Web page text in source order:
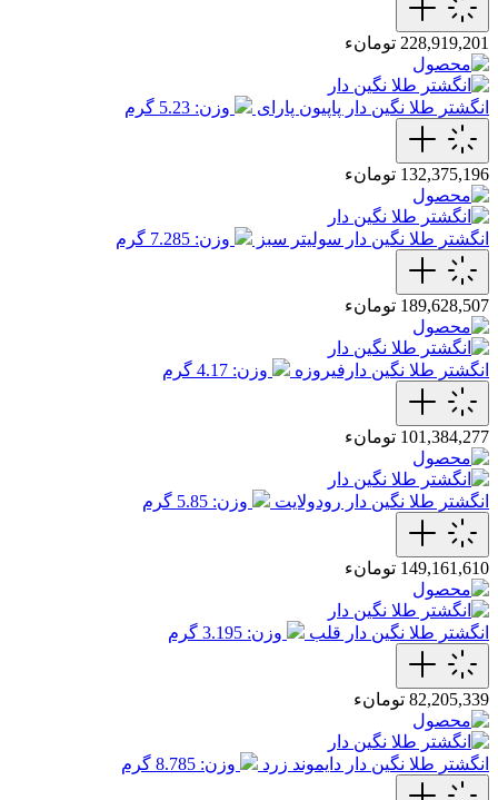
228,919,201 تومانء
انگشتر طلا نگین دار پاپیون پارای وزن: 5.23 گرم
132,375,196 تومانء
انگشتر طلا نگین دار سولیتر سبز وزن: 7.285 گرم
189,628,507 تومانء
انگشتر طلا نگین دارفیروزه وزن: 4.17 گرم
101,384,277 تومانء
انگشتر طلا نگین دار رودولایت وزن: 5.85 گرم
149,161,610 تومانء
انگشتر طلا نگین دار قلب وزن: 3.195 گرم
82,205,339 تومانء
انگشتر طلا نگین دار دایموند زرد وزن: 8.785 گرم